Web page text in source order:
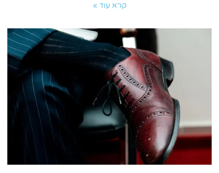
קרא עוד »